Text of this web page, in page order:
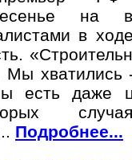
на
в
Мы хватились
есть даже
Подробнее...